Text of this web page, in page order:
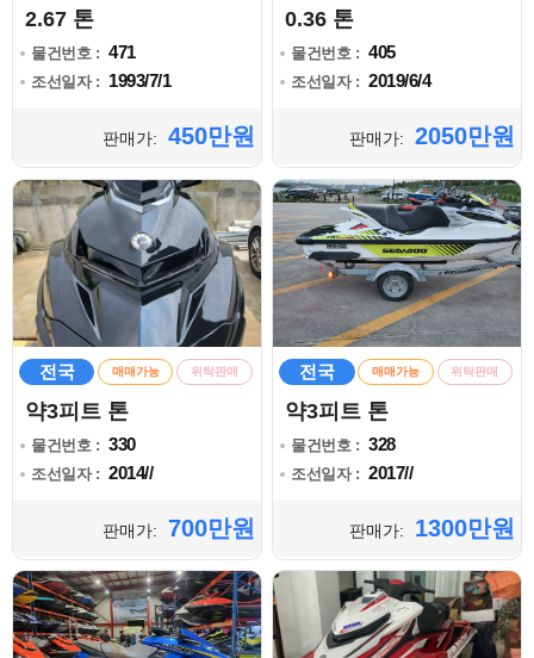
2.67 톤
물건번호 : 471
조선일자 : 1993/7/1
판매가: 450만원
0.36 톤
물건번호 : 405
조선일자 : 2019/6/4
판매가: 2050만원
전국 매매가능 위탁판매
약3피트 톤
물건번호 : 330
조선일자 : 2014//
판매가: 700만원
전국 매매가능 위탁판매
약3피트 톤
물건번호 : 328
조선일자 : 2017//
판매가: 1300만원